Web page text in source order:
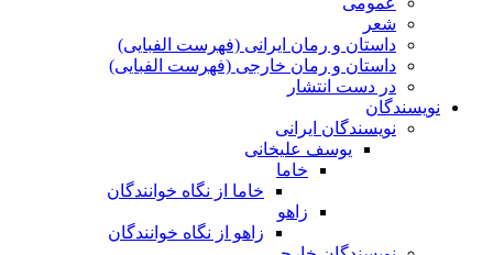
شعر
داستان و رمان ایرانی (فهرست الفبایی)
داستان و رمان خارجی (فهرست الفبایی)
در دست انتشار
نویسندگان
نویسندگان ایرانی
یوسف علیخانی
خاما
خاما از نگاه خوانندگان
زاهو
زاهو از نگاه خوانندگان